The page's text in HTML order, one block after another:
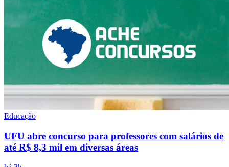
Educação
UFU abre concurso para professores com salários de
até R$ 8,3 mil em diversas áreas